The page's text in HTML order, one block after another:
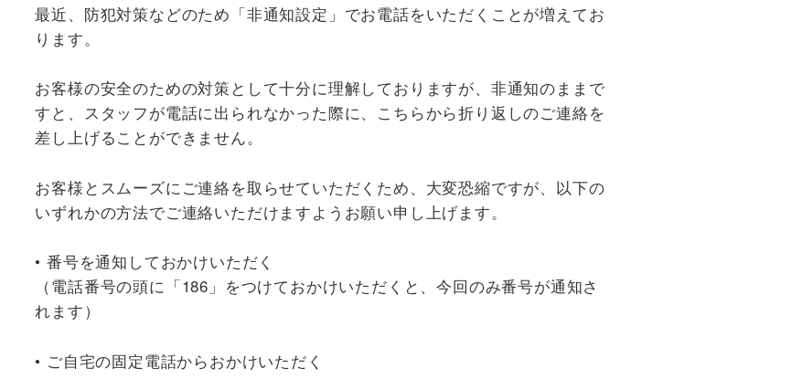
最近、防犯対策などのため「非通知設定」でお電話をいただくことが増えてお
ります。
お客様の安全のための対策として十分に理解しておりますが、非通知のままで
すと、スタッフが電話に出られなかった際に、こちらから折り返しのご連絡を
差し上げることができません。
お客様とスムーズにご連絡を取らせていただくため、大変恐縮ですが、以下の
いずれかの方法でご連絡いただけますようお願い申し上げます。
• 番号を通知しておかけいただく
（電話番号の頭に「186」をつけておかけいただくと、今回のみ番号が通知さ
れます）
• ご自宅の固定電話からおかけいただく